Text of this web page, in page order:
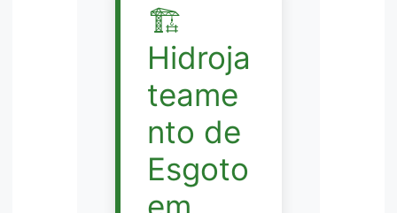
🏗️
Hidroja
teame
nto de
Esgoto